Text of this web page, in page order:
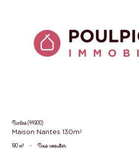
voir le bien
Nantes (44300)
Maison Nantes 130m²
180 m²
- Nous consulter